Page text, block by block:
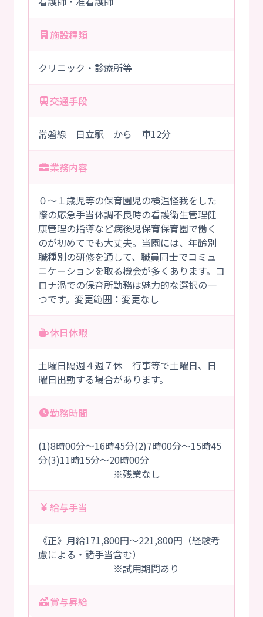
施設種類
クリニック・診療所等
交通手段
常磐線 日立駅 から 車12分
業務内容
０～１歳児等の保育園児の検温怪我をした
際の応急手当体調不良時の看護衛生管理健
康管理の指導など病後児保育保育園で働く
のが初めてでも大丈夫。当園には、年齢別
職種別の研修を通して、職員同士でコミュ
ニケーションを取る機会が多くあります。コ
ロナ渦での保育所勤務は魅力的な選択の一
つです。変更範囲：変更なし
休日休暇
土曜日隔週４週７休 行事等で土曜日、日
曜日出勤する場合があります。
勤務時間
(1)8時00分～16時45分(2)7時00分～15時45
分(3)11時15分～20時00分
※残業なし
給与手当
《正》月給171,800円～221,800円（経験考
慮による・諸手当含む）
※試用期間あり
賞与昇給